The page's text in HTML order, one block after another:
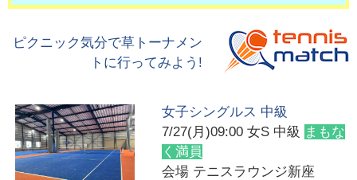
ピクニック気分で草トーナメン
トに行ってみよう!
女子シングルス 中級
7/27(月)09:00 女S 中級 まもな
く満員
会場 テニスラウンジ新座